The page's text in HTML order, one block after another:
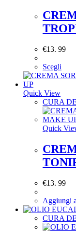
€13. 99
Scegli
Quick View
CURA
Quick
€13. 99
Aggiungi
CURA